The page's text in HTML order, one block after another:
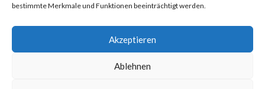
bestimmte Merkmale und Funktionen beeinträchtigt werden.
Akzeptieren
Ablehnen
Lieferbedingungen